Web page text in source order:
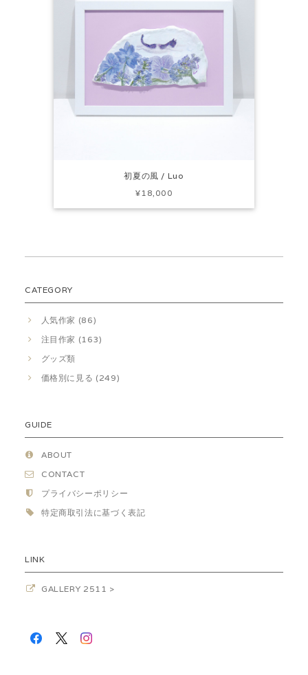
初夏の風 / Luo
¥18,000
CATEGORY
人気作家 (86)
注目作家 (163)
グッズ類
価格別に見る (249)
GUIDE
ABOUT
CONTACT
プライバシーポリシー
特定商取引法に基づく表記
LINK
GALLERY 2511 >